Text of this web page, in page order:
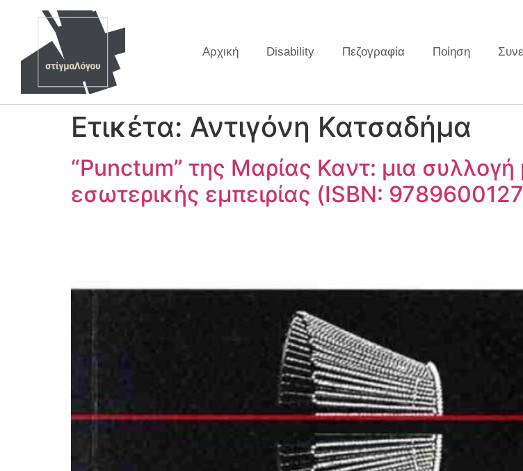
Αρχική Disability Πεζογραφία Ποίηση
Ετικέτα: Αντιγόνη Κατσαδήμα
“Punctum” της Μαρίας Καντ: μια συλλογή
εσωτερικής εμπειρίας (ISBN: